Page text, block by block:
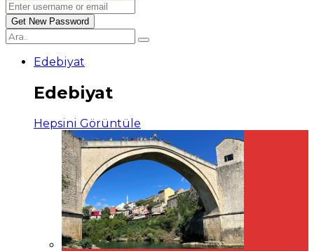
Edebiyat
Edebiyat
Hepsini Görüntüle